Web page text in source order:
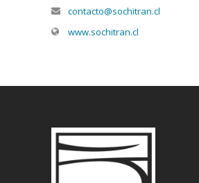
contacto@sochitran.cl
www.sochitran.cl